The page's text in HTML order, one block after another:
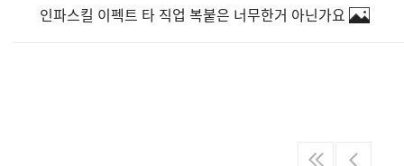
인파스킬 이펙트 타 직업 복붙은 너무한거 아닌가요